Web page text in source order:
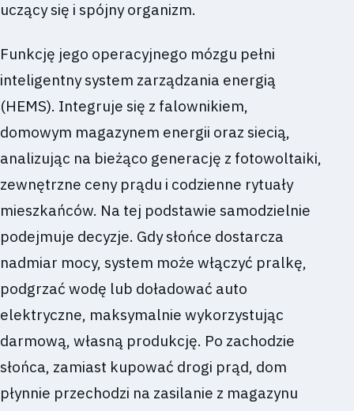
uczący się i spójny organizm.
Funkcję jego operacyjnego mózgu pełni
inteligentny system zarządzania energią
(HEMS). Integruje się z falownikiem,
domowym magazynem energii oraz siecią,
analizując na bieżąco generację z fotowoltaiki,
zewnętrzne ceny prądu i codzienne rytuały
mieszkańców. Na tej podstawie samodzielnie
podejmuje decyzje. Gdy słońce dostarcza
nadmiar mocy, system może włączyć pralkę,
podgrzać wodę lub doładować auto
elektryczne, maksymalnie wykorzystując
darmową, własną produkcję. Po zachodzie
słońca, zamiast kupować drogi prąd, dom
płynnie przechodzi na zasilanie z magazynu